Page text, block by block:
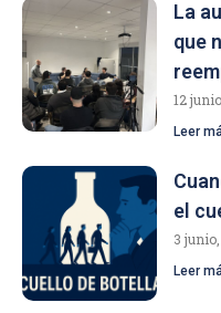
La
que
12
Leer
el
3
Leer